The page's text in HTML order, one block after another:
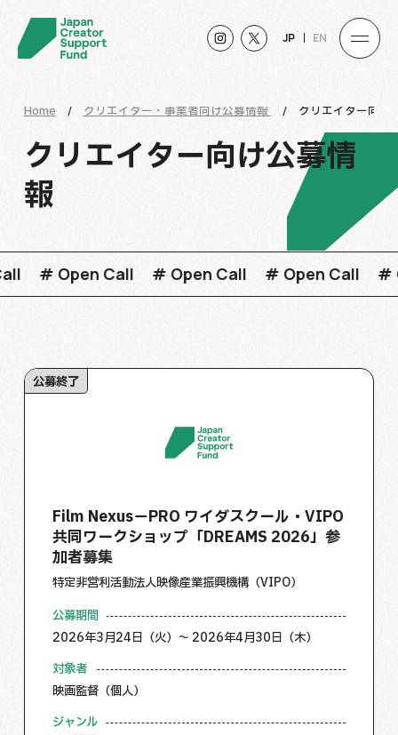
EN
JP
Home/ クリエイター・事業者向け公募情報/ クリエイター向け
クリエイター向け公募情
報
Call # Open Call # Open Call # Open Call
公募終了
Film Nexus－PRO ワイダスクール・VIPO
共同ワークショップ「DREAMS 2026」参
加者募集
特定非営利活動法人映像産業振興機構（VIPO）
公募期間
2026年3月24日（火）～ 2026年4月30日（木）
対象者
映画監督（個人）
ジャンル